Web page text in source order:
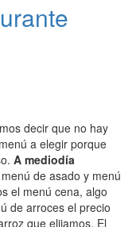
decir que no hay
a elegir porque
A mediodía
de asado y menú
el menú cena, algo
de arroces el precio
que elijamos. El